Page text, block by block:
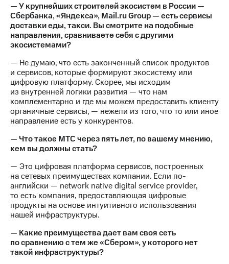
— У крупнейших строителей экосистем в России —
Сбербанка, «Яндекса», Mail.ru Group — есть сервисы
доставки еды, такси. Вы смотрите на подобные
направления, сравниваете себя с другими
экосистемами?
— Не думаю, что есть законченный список продуктов
и сервисов, которые формируют экосистему или
цифровую платформу. Скорее, мы исходим
из внутренней логики развития — что нам
комплементарно и где мы можем предоставить клиенту
органичные сервисы, — нежели из того, что то или иное
направление есть у конкурентов.
— Что такое МТС через пять лет, по вашему мнению,
кем вы должны стать?
— Это цифровая платформа сервисов, построенных
на сетевых преимуществах компании. Если по-
английски — network native digital service provider,
то есть компания, предоставляющая цифровые
продукты на основе интуитивного использования
нашей инфраструктуры.
— Какие преимущества дает вам своя сеть
по сравнению с тем же «Сбером», у которого нет
такой инфраструктуры?